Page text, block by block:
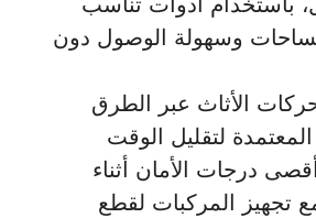
وسهولة الوصول دون
الأثاث عبر الطرق
لتقليل الوقت
درجات الأمان أثناء
مع تجهيز المركبات لقطع